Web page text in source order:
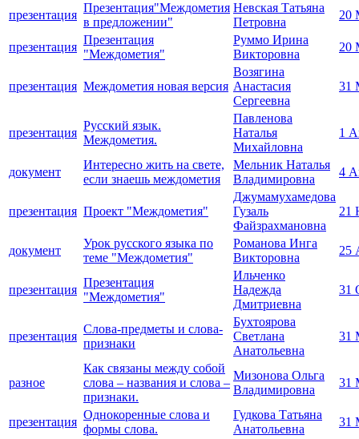
презентация
Презентация"Междометия
в предложении"
Невская Татьяна
Петровна
20
презентация
Презентация
"Междометия"
Руммо Ирина
Викторовна
20
презентация Междометия новая версия
Возягина
Анастасия
Сергеевна
31
презентация
Русский язык.
Междометия.
Павленова
Наталья
Михайловна
1
документ
Интересно жить на свете,
если знаешь междометия
Мельник Наталья
Владимировна
4
презентация Проект "Междометия"
Джумамухамедова
Гузаль
Файзрахмановна
21
документ
Урок русского языка по
теме "Междометия"
Романова Инга
Викторовна
25
презентация
Презентация
"Междометия"
Ильченко
Надежда
Дмитриевна
31
презентация
Слова-предметы и слова-
признаки
Бухтоярова
Светлана
Анатольевна
31
разное
Как связаны между собой
слова – названия и слова –
признаки.
Мизонова Ольга
Владимировна
31
презентация
Однокоренные слова и
формы слова.
Гудкова Татьяна
Анатольевна
31